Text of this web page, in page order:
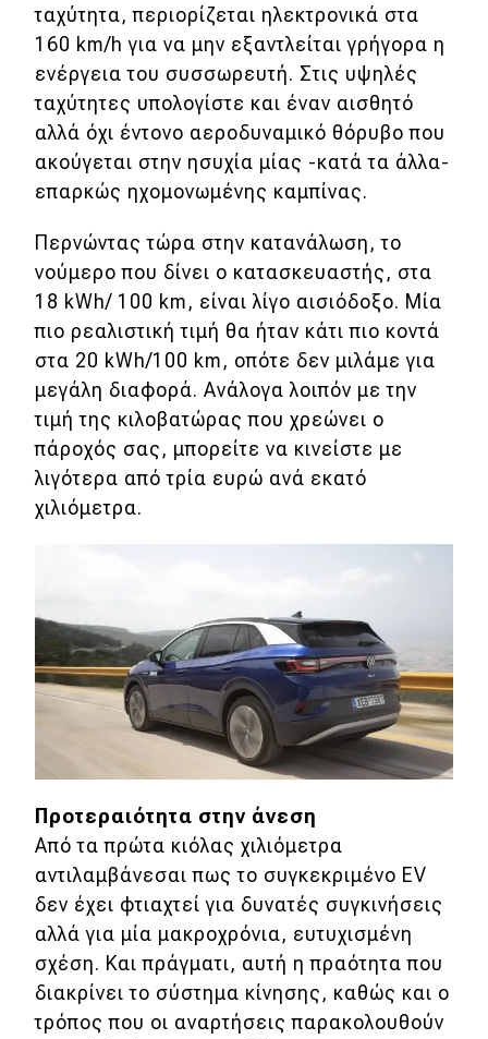
ταχύτητα, περιορίζεται ηλεκτρονικά στα
160 km/h για να μην εξαντλείται γρήγορα η
ενέργεια του συσσωρευτή. Στις υψηλές
ταχύτητες υπολογίστε και έναν αισθητό
αλλά όχι έντονο αεροδυναμικό θόρυβο που
ακούγεται στην ησυχία μίας -κατά τα άλλα-
επαρκώς ηχομονωμένης καμπίνας.
Περνώντας τώρα στην κατανάλωση, το
νούμερο που δίνει ο κατασκευαστής, στα
18 kWh/ 100 km, είναι λίγο αισιόδοξο. Μία
πιο ρεαλιστική τιμή θα ήταν κάτι πιο κοντά
στα 20 kWh/100 km, οπότε δεν μιλάμε για
μεγάλη διαφορά. Ανάλογα λοιπόν με την
τιμή της κιλοβατώρας που χρεώνει ο
πάροχός σας, μπορείτε να κινείστε με
λιγότερα από τρία ευρώ ανά εκατό
χιλιόμετρα.
Προτεραιότητα στην άνεση
Από τα πρώτα κιόλας χιλιόμετρα
αντιλαμβάνεσαι πως το συγκεκριμένο EV
δεν έχει φτιαχτεί για δυνατές συγκινήσεις
αλλά για μία μακροχρόνια, ευτυχισμένη
σχέση. Και πράγματι, αυτή η πραότητα που
διακρίνει το σύστημα κίνησης, καθώς και ο
τρόπος που οι αναρτήσεις παρακολουθούν